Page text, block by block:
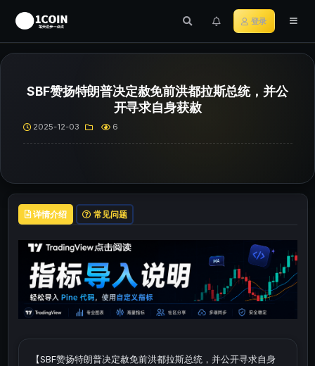
登录
SBF赞扬特朗普决定赦免前洪都拉斯总统，并公
开寻求自身获赦
2025-12-03 6
详情介绍 常见问题
【SBF赞扬特朗普决定赦免前洪都拉斯总统，并公开寻求自身